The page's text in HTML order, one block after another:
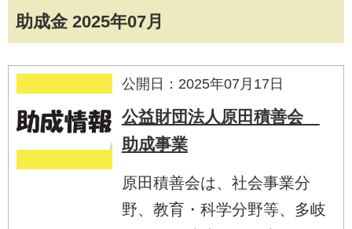
助成金 2025年07月
公開日：2025年07月17日
公益財団法人原田積善会
助成事業
原田積善会は、社会事業分
野、教育・科学分野等、多岐